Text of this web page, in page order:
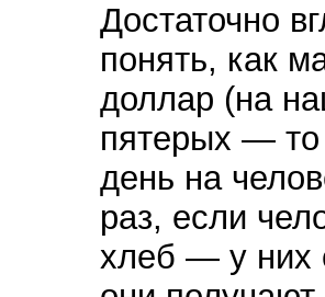
Достаточно
понять, как
доллар (на
пятерых — то
день на
раз, если
хлеб — у них